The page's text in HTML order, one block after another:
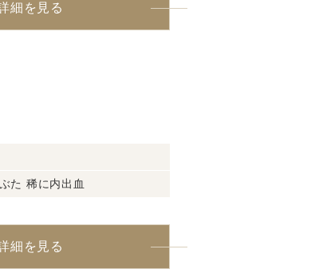
細を見る
た 稀に内出血
細を見る